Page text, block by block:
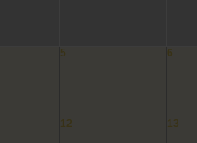
5 6
12 13